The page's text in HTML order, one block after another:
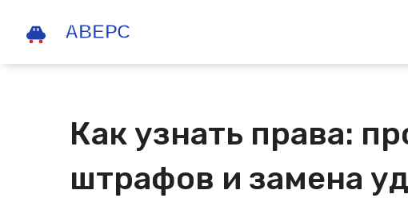
Как узнать права:
штрафов и замена